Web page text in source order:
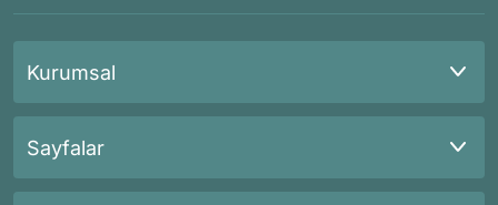
Kurumsal
Sayfalar